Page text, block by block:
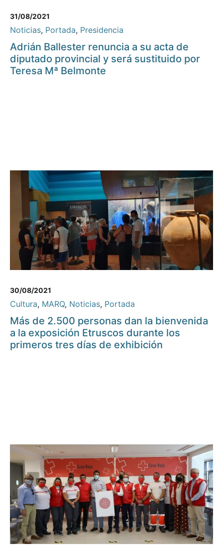
31/08/2021
Noticias, Portada, Presidencia
Adrián Ballester renuncia a su acta de
diputado provincial y será sustituido por
Teresa Mª Belmonte
30/08/2021
Cultura, MARQ, Noticias, Portada
Más de 2.500 personas dan la bienvenida
a la exposición Etruscos durante los
primeros tres días de exhibición